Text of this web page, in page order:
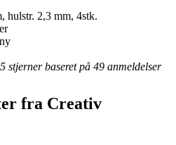
hulstr. 2,3 mm, 4stk.
stjerner baseret på 49 anmeldelser
fra Creativ